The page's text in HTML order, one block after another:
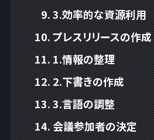
3.効率的な資源利用
プレスリリースの作成
1.情報の整理
2.下書きの作成
3.言語の調整
会議参加者の決定